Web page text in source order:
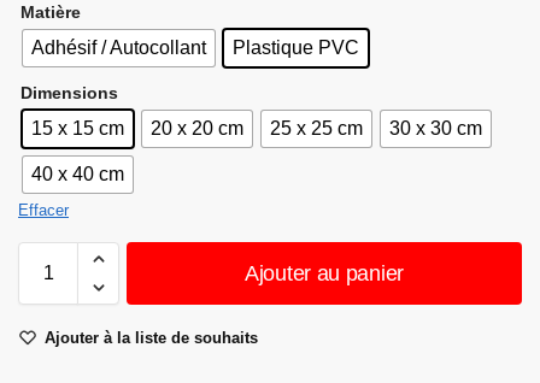
Matière
Adhésif / Autocollant Plastique PVC
Dimensions
15 x 15 cm 20 x 20 cm 25 x 25 cm 30 x 30 cm
40 x 40 cm
Effacer
Ajouter au panier
Ajouter à la liste de souhaits